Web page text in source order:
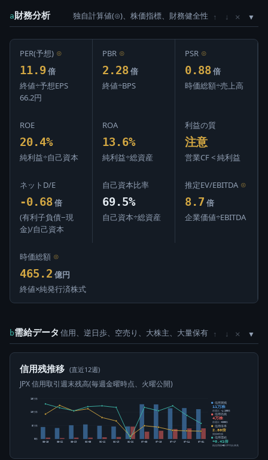
a財務分析 独自計算値(⊙)、株価指標、財務健全性 ↑ ↓ ×
PER(予想) ⊙
11.9 倍
終値÷予想EPS
66.2円
PBR ⊙
2.28 倍
終値÷BPS
PSR ⊙
0.88 倍
時価総額÷売上高
ROE
20.4%
純利益÷自己資本
ROA
13.6%
純利益÷総資産
利益の質
注意
営業CF < 純利益
ネットD/E
-0.68 倍
(有利子負債−現
金)/自己資本
自己資本比率
69.5%
自己資本÷総資産
推定EV/EBITDA ⊙
8.7 倍
企業価値÷EBITDA
時価総額 ⊙
465.2 億円
終値×純発行済株式
b需給データ 信用、逆日歩、空売り、大株主、大量保有 ↑ ↓ ×
信用残推移 (直近12週)
JPX 信用取引週末残高(毎週金曜時点、火曜公開)
0株
5万株
10万株
15万株
05-15 05-22 05-29 06-05 06-12 06-19 06-26 07-03 07-10 07-17 07-24 07-31
信用買残
11万株
前週比 -4,100株
信用売残
4万株
前週比 +200株
信用倍率
2.80倍
買残÷売残
信用需給
+0.41倍
純信用残÷5日平均出来高